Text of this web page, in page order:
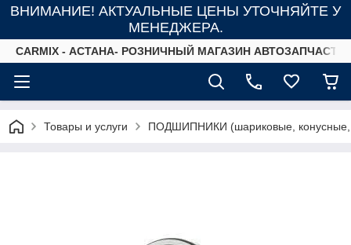
ВНИМАНИЕ! АКТУАЛЬНЫЕ ЦЕНЫ УТОЧНЯЙТЕ У
МЕНЕДЖЕРА.
СARMIX - АСТАНА- РОЗНИЧНЫЙ МАГАЗИН
Товары и услуги ПОДШИПНИКИ (шариковые, конусные,